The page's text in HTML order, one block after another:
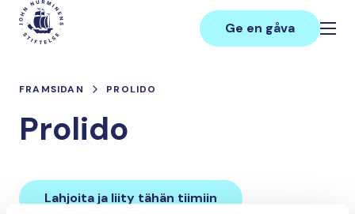
Hoppa
innehåll
Main
Ge en gåva
FRAMSIDAN PROLIDO
Prolido
Lahjoita ja liity tähän tiimiin